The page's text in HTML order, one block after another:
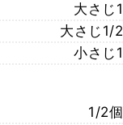
大さじ1
大さじ1/2
小さじ1
1/2個